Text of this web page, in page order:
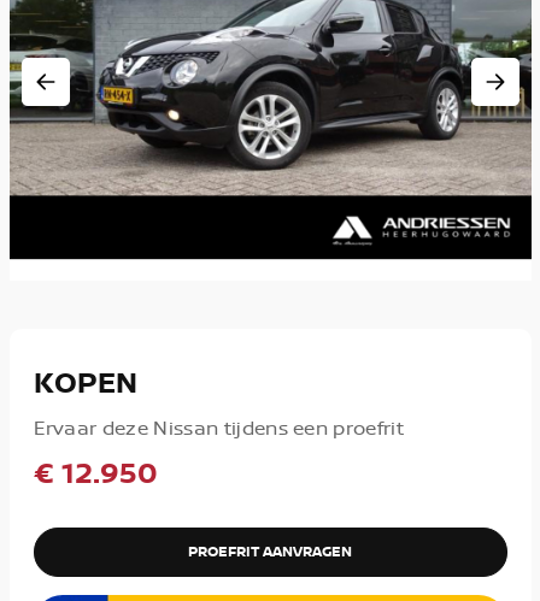
KOPEN
Ervaar deze Nissan tijdens een proefrit
€ 12.950
PROEFRIT AANVRAGEN